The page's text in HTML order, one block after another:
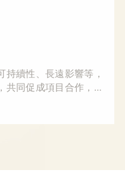
續性、長遠影響等，
共同促成項目合作，達